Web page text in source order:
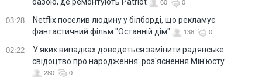
60 0
03:28
Netflix поселив людину у білборді, що рекламує
фантастичний фільм "Останній дім"
138 0
02:22
У яких випадках доведеться замінити радянське
свідоцтво про народження: роз'яснення Мін'юсту
280 0